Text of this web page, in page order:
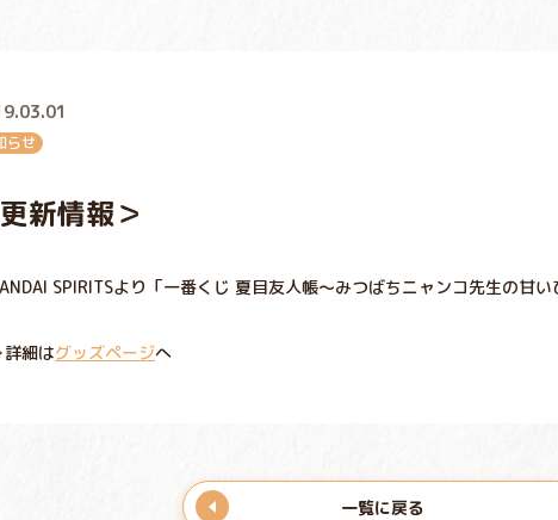
らせ
新情報＞
SPIRITSより「一番くじ 夏目友人帳～みつばちニャンコ先生の甘い
詳細はグッズページへ
一覧に戻る